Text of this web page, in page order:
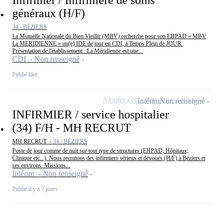
généraux (H/F)
34 - BÉZIERS
La Mutuelle Nationale du Bien Vieillir (MBV) recherche pour son EHPAD « MBV
La MERIDIENNE » un(e) IDE de jour en CDI, à Temps Plein de JOUR.
Présentation de l'établissement : La Méridienne est une...
CDI - Non renseigné
Publié hier
INFIRMIER / service hospitalier
(34) F/H - MH RECRUT
MH RECRUT - 34 - BÉZIERS
Poste de jour comme de nuit sur tout type de structures (EHPAD; Hôpitaux;
Clinique etc...). Nous recrutons des infirmiers sérieux et dévoués (H/F) à Béziers et
ses environs. Missions...
Intérim - Non renseigné
Publié il y a 7 jours
IntérimNon renseigné
Ajouter cette offre à ma sélection